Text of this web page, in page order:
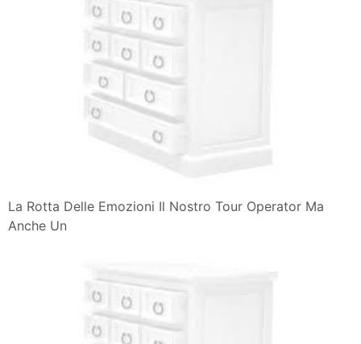
La Rotta Delle Emozioni Il Nostro Tour Operator Ma
Anche Un